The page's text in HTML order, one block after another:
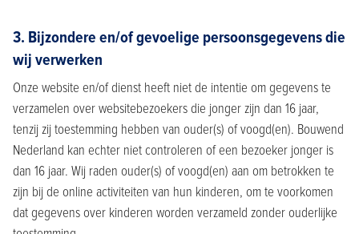
3. Bijzondere en/of gevoelige persoonsgegevens die
wij verwerken
Onze website en/of dienst heeft niet de intentie om gegevens te
verzamelen over websitebezoekers die jonger zijn dan 16 jaar,
tenzij zij toestemming hebben van ouder(s) of voogd(en). Bouwend
Nederland kan echter niet controleren of een bezoeker jonger is
dan 16 jaar. Wij raden ouder(s) of voogd(en) aan om betrokken te
zijn bij de online activiteiten van hun kinderen, om te voorkomen
dat gegevens over kinderen worden verzameld zonder ouderlijke